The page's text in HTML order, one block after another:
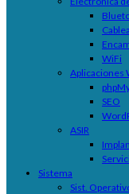
WiFi
Aplicaciones
SEO
ASIR
Sistema
Sist.